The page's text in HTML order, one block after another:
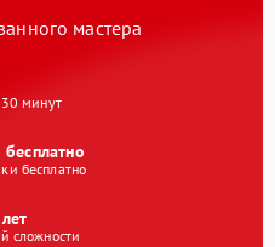
мастера
30 минут
бесплатно
сложности